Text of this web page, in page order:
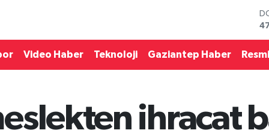
Video Haber Teknoloji Gaziantep Haber
ihracat